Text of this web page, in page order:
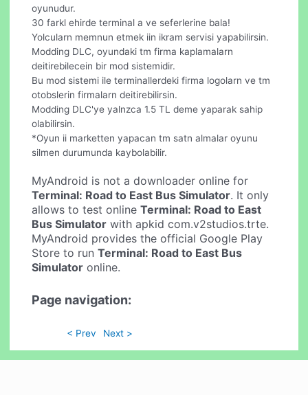
oyunudur.
30 farkl ehirde terminal a ve seferlerine bala!
Yolcularn memnun etmek iin ikram servisi yapabilirsin.
Modding DLC, oyundaki tm firma kaplamalarn
deitirebilecein bir mod sistemidir.
Bu mod sistemi ile terminallerdeki firma logolarn ve tm
otobslerin firmalarn deitirebilirsin.
Modding DLC'ye yalnzca 1.5 TL deme yaparak sahip
olabilirsin.
*Oyun ii marketten yapacan tm satn almalar oyunu
silmen durumunda kaybolabilir.
MyAndroid is not a downloader online for
Terminal: Road to East Bus Simulator. It only
allows to test onlineTerminal: Road to East
Bus Simulator with apkid com.v2studios.trte.
MyAndroid provides the official Google Play
Store to runTerminal: Road to East Bus
Simulator online.
Page navigation:
< Prev Next >